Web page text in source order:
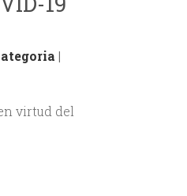
|
virtud del